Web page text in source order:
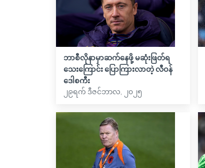
ဘာစီလိုနာမှာဆက်နေဖို့ မဆုံးဖြတ်ရ
သေးကြောင်း ပြောကြားလာတဲ့ လီဝန်
ဒေါစကီး
၂၉ရက် ဒီဇင်ဘာလ, ၂၀၂၅